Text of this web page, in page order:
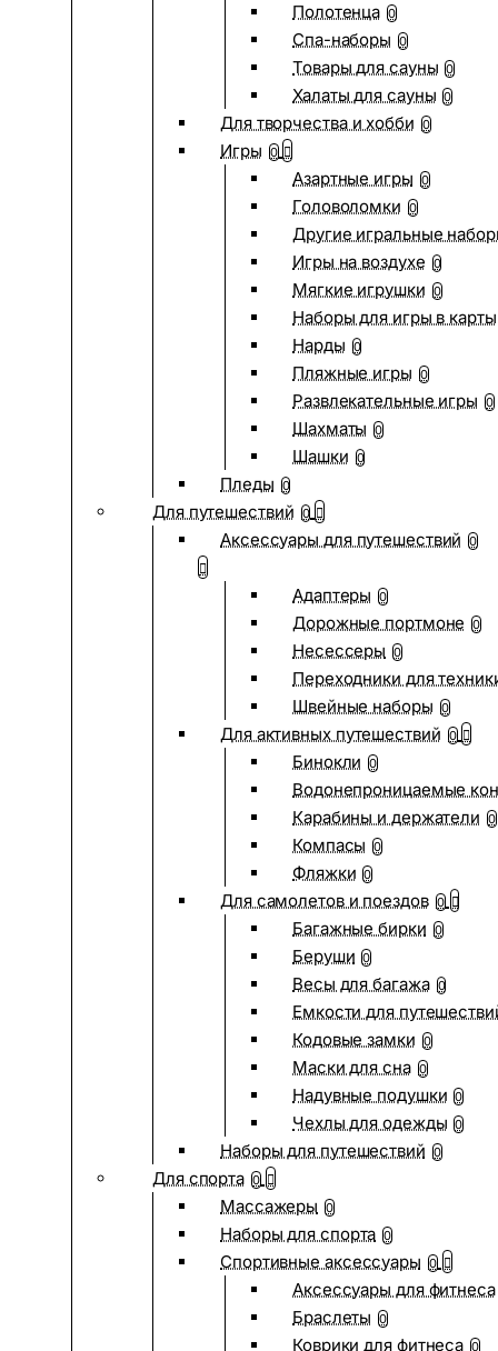
Полотенца 0
Спа-наборы 0
Товары для сауны 0
Халаты для сауны 0
Для творчества и хобби 0
Игры 0
Азартные игры 0
Головоломки 0
Другие игральные
Игры на воздухе 0
Мягкие игрушки 0
Наборы для игры в карты
Нарды 0
Пляжные игры 0
Развлекательные игры 0
Шахматы 0
Шашки 0
Пледы 0
Для путешествий 0
Аксессуары для путешествий 0
Адаптеры 0
Дорожные портмоне 0
Несессеры 0
Переходники для
Швейные наборы 0
Для активных путешествий 0
Бинокли 0
Водонепроницаемые
Карабины и держатели 0
Компасы 0
Фляжки 0
Для самолетов и поездов 0
Багажные бирки 0
Беруши 0
Весы для багажа 0
Емкости для
Кодовые замки 0
Маски для сна 0
Надувные подушки 0
Чехлы для одежды 0
Наборы для путешествий 0
Для спорта 0
Массажеры 0
Наборы для спорта 0
Спортивные аксессуары 0
Аксессуары для фитнеса
Браслеты 0
Коврики для фитнеса 0